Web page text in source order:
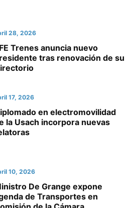
28, 2026
Trenes anuncia nuevo
tras renovación de su
17, 2026
en electromovilidad
la Usach incorpora nuevas
10, 2026
De Grange expone
de Transportes en